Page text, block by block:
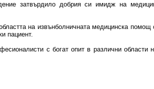
затвърдило добрия си имидж на
на извънболничната медицинска помощ
пациент.
с богат опит в различни области